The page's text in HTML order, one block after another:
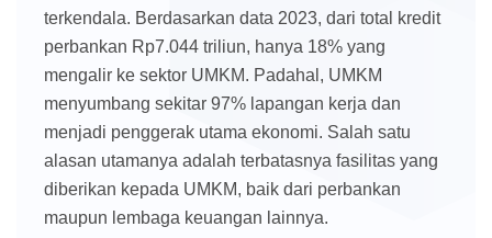
terkendala. Berdasarkan data 2023, dari total kredit
perbankan Rp7.044 triliun, hanya 18% yang
mengalir ke sektor UMKM. Padahal, UMKM
menyumbang sekitar 97% lapangan kerja dan
menjadi penggerak utama ekonomi. Salah satu
alasan utamanya adalah terbatasnya fasilitas yang
diberikan kepada UMKM, baik dari perbankan
maupun lembaga keuangan lainnya.